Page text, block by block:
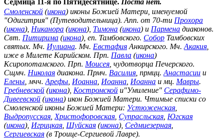
Седмица 11-я по Пятидесятнице. Поста нет.
Смоленской (икона) иконы Божией Матери, именуемой
"Одигитрия" (Путеводительница). Апп. от 70-ти Прохора
(икона), Никанора (икона), Тимона (икона) и Пармена диаконов.
Свт. Питирима (икона), еп. Тамбовского. Собор Тамбовских
святых. Мч. Иулиана. Мч. Евстафия Анкирского. Мч. Акакия
иже в Милете Карийском. Прп. Павла (икона)
Ксиропотамского. Прп. Моисея , чудотворца Печерского.
Сщмч. Николая диакона. Прмч. Василия , прмцц. Анастасии и
Елены , мчч. Арефы Иоанна Иоанна Иоанна и мц. Мавры.
Гребневской (икона), Костромской и"Умиление" Серафимо-
Дивеевской (икона) икон Божией Матери. Чтимые списки со
Смоленской иконы Божией Матери: Устюженская
Выдропусская Христофоровская Супрасльская Югская
(икона), Игрицкая Шуйская (икона), Седмиезерная
Сергиевская (в Троице-Сергиевой Лавре).